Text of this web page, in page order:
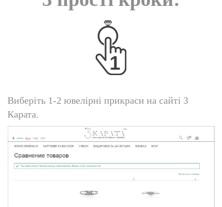
Виберіть 1-2 ювелірні прикраси на сайті 3
Карата.